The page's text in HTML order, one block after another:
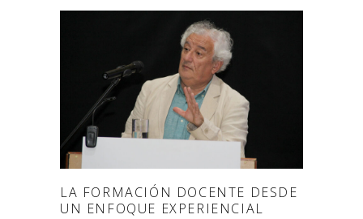
LA FORMACIÓN DOCENTE DESDE
UN ENFOQUE EXPERIENCIAL